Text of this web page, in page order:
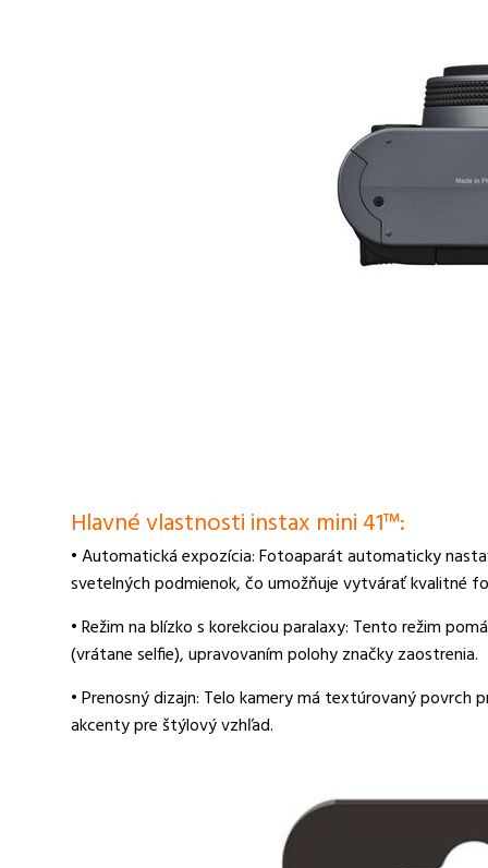
Hlavné vlastnosti instax mini 41™:
• Automatická expozícia: Fotoaparát automaticky
svetelných podmienok, čo umožňuje vytvárať kvalitné
• Režim na blízko s korekciou paralaxy: Tento režim
(vrátane selfie), upravovaním polohy značky zaostrenia.
• Prenosný dizajn: Telo kamery má textúrovaný povrch
akcenty pre štýlový vzhľad.